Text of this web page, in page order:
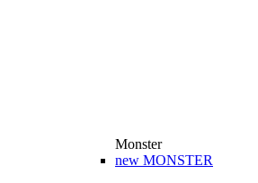
Monster
new MONSTER